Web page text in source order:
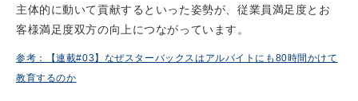
主体的に動いて貢献するといった姿勢が、従業員満足度とお
客様満足度双方の向上につながっています。
参考：【連載#03】なぜスターバックスはアルバイトにも80時間かけて
教育するのか